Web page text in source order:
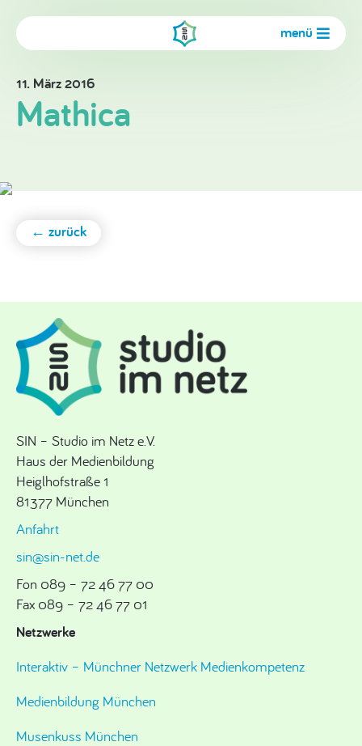
menü
11. März 2016
Mathica
← zurück
SIN – Studio im Netz e.V.
Haus der Medienbildung
Heiglhofstraße 1
81377 München
Anfahrt
sin@sin-net.de
Fon 089 – 72 46 77 00
Fax 089 – 72 46 77 01
Netzwerke
Interaktiv – Münchner Netzwerk Medienkompetenz
Medienbildung München
Musenkuss München